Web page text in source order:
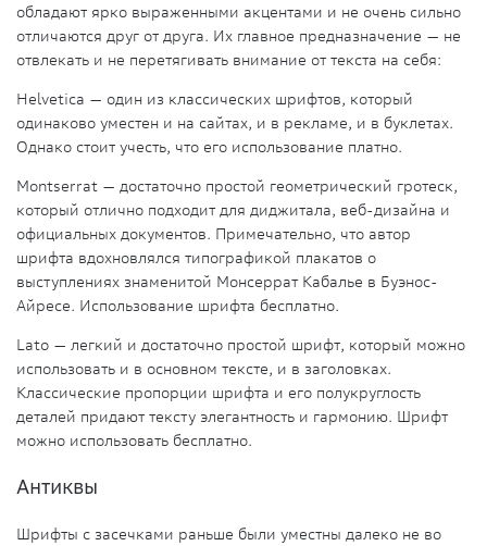
обладают ярко выраженными акцентами и не очень сильно
отличаются друг от друга. Их главное предназначение — не
отвлекать и не перетягивать внимание от текста на себя:
Helvetica — один из классических шрифтов, который
одинаково уместен и на сайтах, и в рекламе, и в буклетах.
Однако стоит учесть, что его использование платно.
Montserrat — достаточно простой геометрический гротеск,
который отлично подходит для диджитала, веб-дизайна и
официальных документов. Примечательно, что автор
шрифта вдохновлялся типографикой плакатов о
выступлениях знаменитой Монсеррат Кабалье в Буэнос-
Айресе. Использование шрифта бесплатно.
Lato — легкий и достаточно простой шрифт, который можно
использовать и в основном тексте, и в заголовках.
Классические пропорции шрифта и его полукруглость
деталей придают тексту элегантность и гармонию. Шрифт
можно использовать бесплатно.
Антиквы
Шрифты с засечками раньше были уместны далеко не во